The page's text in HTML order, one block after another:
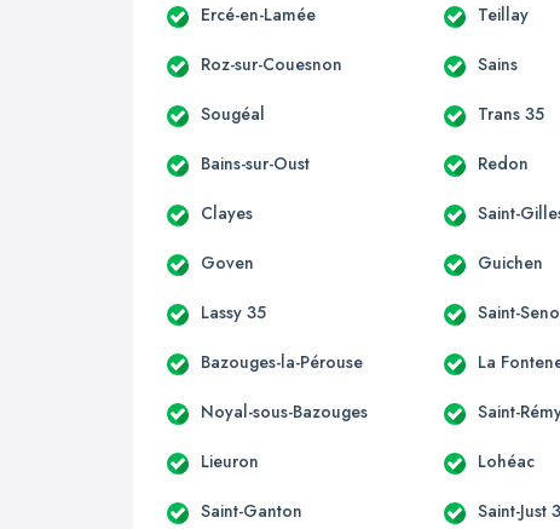
Ercé-en-Lamée Teillay
Roz-sur-Couesnon Sains
Sougéal Trans 35
Bains-sur-Oust Redon
Clayes Saint-
Goven Guichen
Lassy 35 Saint-
Bazouges-la-Pérouse La
Noyal-sous-Bazouges Saint-
Lieuron Lohéac
Saint-Ganton Saint-Just